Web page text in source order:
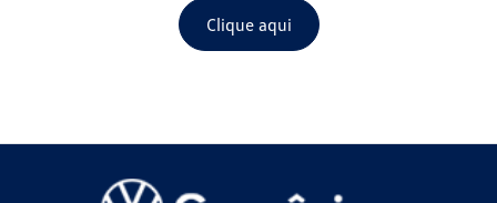
Clique aqui